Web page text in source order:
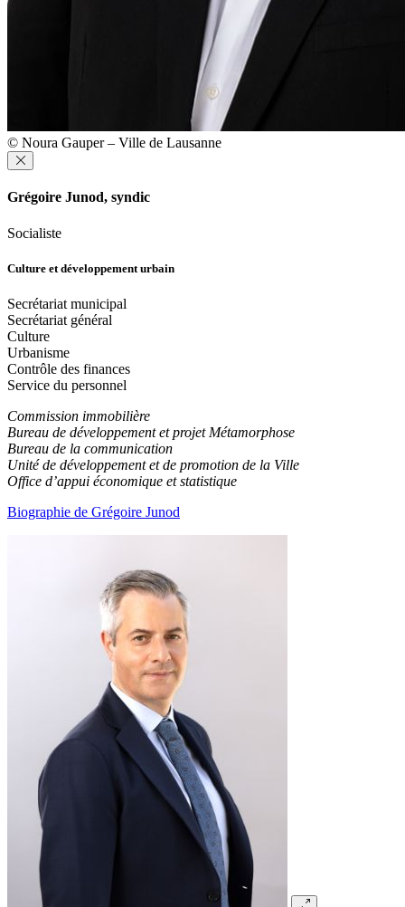
© Noura Gauper – Ville de Lausanne
Grégoire Junod, syndic
Socialiste
Culture et développement urbain
Secrétariat municipal
Secrétariat général
Culture
Urbanisme
Contrôle des finances
Service du personnel
Commission immobilière
Bureau de développement et projet Métamorphose
Bureau de la communication
Unité de développement et de promotion de la Ville
Office d’appui économique et statistique
Biographie de Grégoire Junod